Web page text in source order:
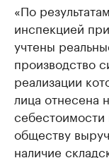
«По
инспекцией
учтены
производство
реализации
лица отнесена
обществу
наличие